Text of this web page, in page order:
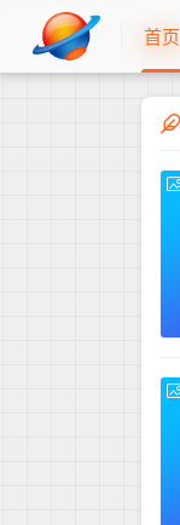
首页